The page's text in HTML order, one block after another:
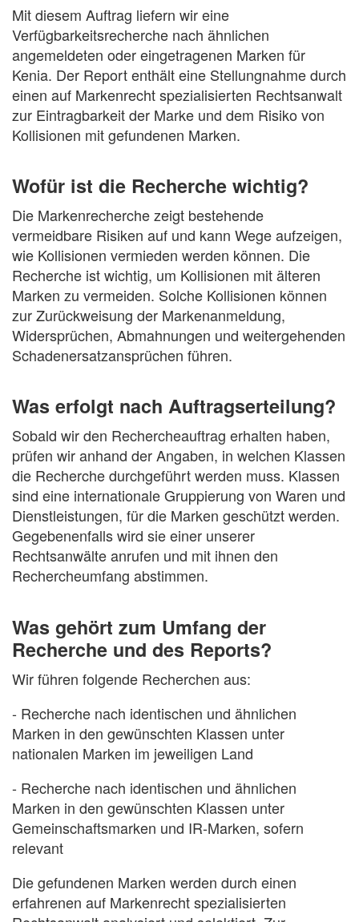
Mit diesem Auftrag liefern wir eine
Verfügbarkeitsrecherche nach ähnlichen
angemeldeten oder eingetragenen Marken für
Kenia. Der Report enthält eine Stellungnahme durch
einen auf Markenrecht spezialisierten Rechtsanwalt
zur Eintragbarkeit der Marke und dem Risiko von
Kollisionen mit gefundenen Marken.
Wofür ist die Recherche wichtig?
Die Markenrecherche zeigt bestehende
vermeidbare Risiken auf und kann Wege aufzeigen,
wie Kollisionen vermieden werden können. Die
Recherche ist wichtig, um Kollisionen mit älteren
Marken zu vermeiden. Solche Kollisionen können
zur Zurückweisung der Markenanmeldung,
Widersprüchen, Abmahnungen und weitergehenden
Schadenersatzansprüchen führen.
Was erfolgt nach Auftragserteilung?
Sobald wir den Rechercheauftrag erhalten haben,
prüfen wir anhand der Angaben, in welchen Klassen
die Recherche durchgeführt werden muss. Klassen
sind eine internationale Gruppierung von Waren und
Dienstleistungen, für die Marken geschützt werden.
Gegebenenfalls wird sie einer unserer
Rechtsanwälte anrufen und mit ihnen den
Rechercheumfang abstimmen.
Was gehört zum Umfang der
Recherche und des Reports?
Wir führen folgende Recherchen aus:
- Recherche nach identischen und ähnlichen
Marken in den gewünschten Klassen unter
nationalen Marken im jeweiligen Land
- Recherche nach identischen und ähnlichen
Marken in den gewünschten Klassen unter
Gemeinschaftsmarken und IR-Marken, sofern
relevant
Die gefundenen Marken werden durch einen
erfahrenen auf Markenrecht spezialisierten